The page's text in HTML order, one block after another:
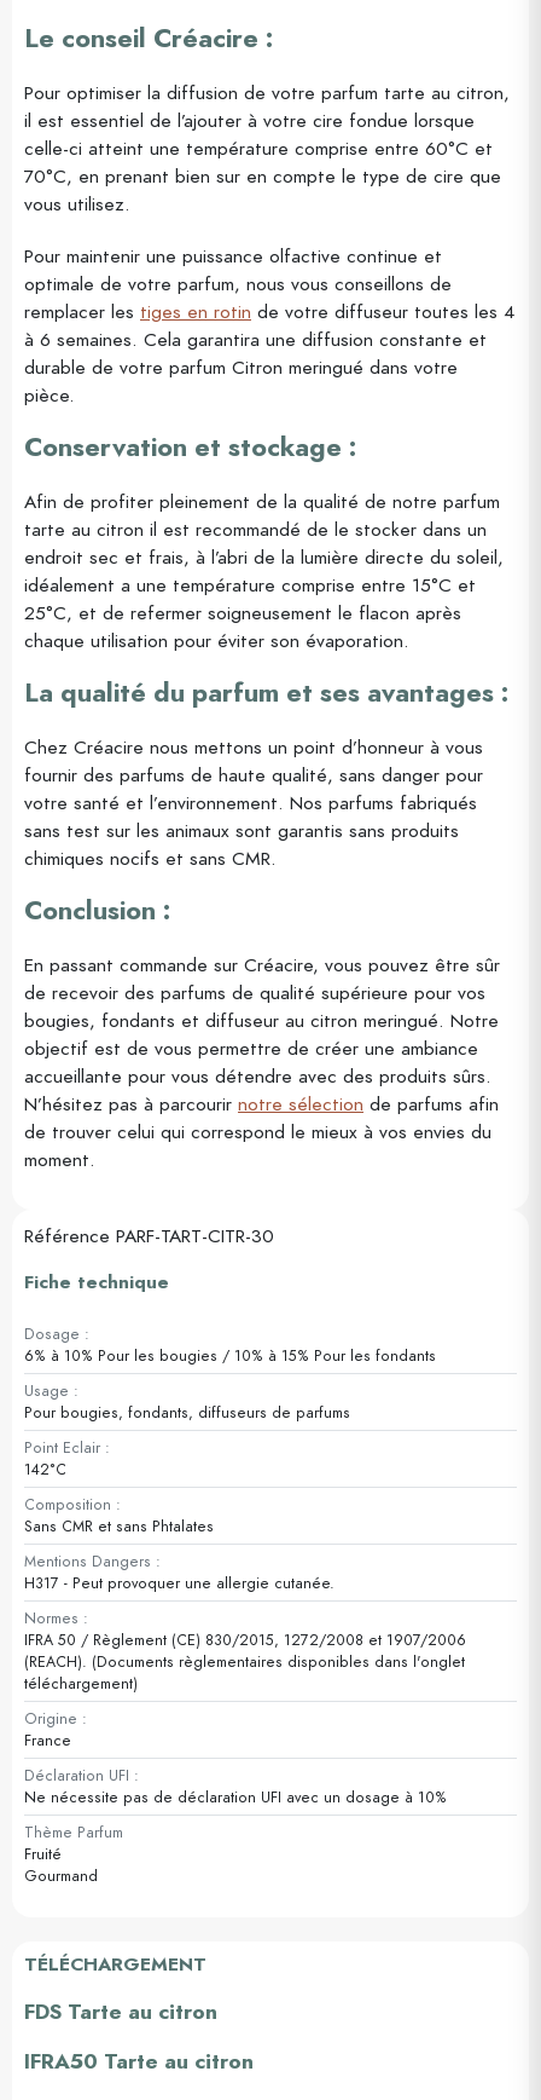
Le conseil Créacire :
Pour optimiser la diffusion de votre parfum tarte au citron,
il est essentiel de l’ajouter à votre cire fondue lorsque
celle-ci atteint une température comprise entre 60°C et
70°C, en prenant bien sur en compte le type de cire que
vous utilisez.
Pour maintenir une puissance olfactive continue et
optimale de votre parfum, nous vous conseillons de
remplacer les tiges en rotin de votre diffuseur toutes les 4
à 6 semaines. Cela garantira une diffusion constante et
durable de votre parfum Citron meringué dans votre
pièce.
Conservation et stockage :
Afin de profiter pleinement de la qualité de notre parfum
tarte au citron il est recommandé de le stocker dans un
endroit sec et frais, à l’abri de la lumière directe du soleil,
idéalement a une température comprise entre 15°C et
25°C, et de refermer soigneusement le flacon après
chaque utilisation pour éviter son évaporation.
La qualité du parfum et ses avantages :
Chez Créacire nous mettons un point d’honneur à vous
fournir des parfums de haute qualité, sans danger pour
votre santé et l’environnement. Nos parfums fabriqués
sans test sur les animaux sont garantis sans produits
chimiques nocifs et sans CMR.
Conclusion :
En passant commande sur Créacire, vous pouvez être sûr
de recevoir des parfums de qualité supérieure pour vos
bougies, fondants et diffuseur au citron meringué. Notre
objectif est de vous permettre de créer une ambiance
accueillante pour vous détendre avec des produits sûrs.
N’hésitez pas à parcourir notre sélection de parfums afin
de trouver celui qui correspond le mieux à vos envies du
moment.
Référence PARF-TART-CITR-30
Fiche technique
Dosage :
6% à 10% Pour les bougies / 10% à 15% Pour les fondants
Usage :
Pour bougies, fondants, diffuseurs de parfums
Point Eclair :
142°C
Composition :
Sans CMR et sans Phtalates
Mentions Dangers :
H317 - Peut provoquer une allergie cutanée.
Normes :
IFRA 50 / Règlement (CE) 830/2015, 1272/2008 et 1907/2006
(REACH). (Documents règlementaires disponibles dans l'onglet
téléchargement)
Origine :
France
Déclaration UFI :
Ne nécessite pas de déclaration UFI avec un dosage à 10%
Thème Parfum
Fruité
Gourmand
TÉLÉCHARGEMENT
FDS Tarte au citron
IFRA50 Tarte au citron